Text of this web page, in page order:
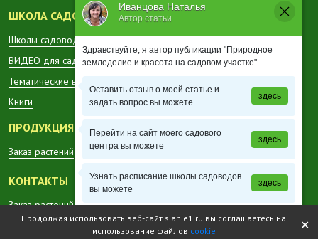
Иванцова Наталья
Автор статьи
Здравствуйте, я автор публикации "Природное
земледелие и красота на садовом участке"
Оставить отзыв о моей статье и
задать вопрос вы можете
здесь
Перейти на сайт моего садового
центра вы можете
здесь
Узнать расписание школы садоводов
вы можете
здесь
Перейти в каталог садовой продукции здесь
ШКОЛА САДОВОДА
Школы садоводов в регионах
ВИДЕО для садоводов
Тематические вестники
Книги
ПРОДУКЦИЯ
Заказ растений
КОНТАКТЫ
Заказ растений
✕
Продолжая использовать веб-сайт sianie1.ru вы соглашаетесь на
использование файлов cookie